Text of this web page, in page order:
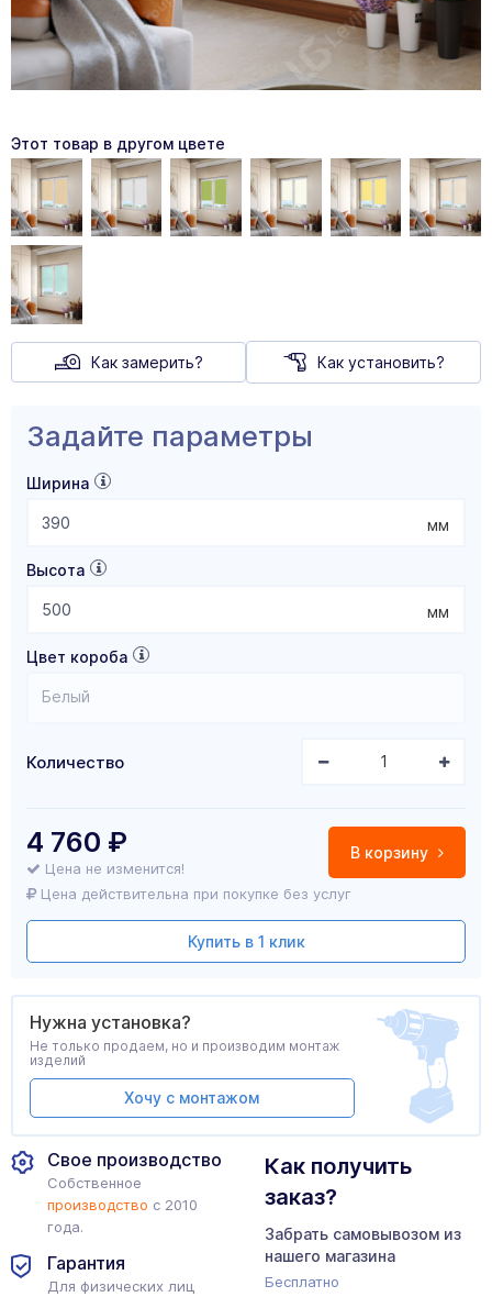
Этот товар в другом цвете
Как замерить? Как установить?
Задайте параметры
Ширина
мм
Высота
мм
Цвет короба
Белый
Количество
В корзину
4 760 ₽
Цена не изменится!
Цена действительна при покупке без услуг
Купить в 1 клик
Свое производство
Собственное
производство с 2010
года.
Гарантия
Для физических лиц
Как получить
заказ?
Забрать самовывозом из
нашего магазина
Бесплатно
Нужна установка?
Не только продаем, но и производим монтаж
изделий
Хочу с монтажом